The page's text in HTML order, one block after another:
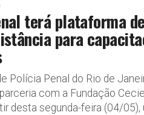
terá plataforma de
para
Polícia Penal do Rio de
com a Fundação
desta segunda-feira (04/05),